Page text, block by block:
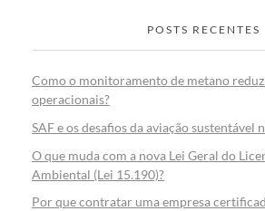
POSTS RECENTES
Como o monitoramento de metano
operacionais?
SAF e os desafios da aviação sustentável
O que muda com a nova Lei Geral do
Ambiental (Lei 15.190)?
Por que contratar uma empresa